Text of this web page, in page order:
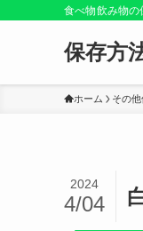
食べ物飲み物の
保存方
ホーム その
2024
4/04